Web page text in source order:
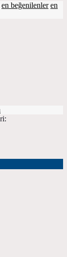
en beğenilenler en